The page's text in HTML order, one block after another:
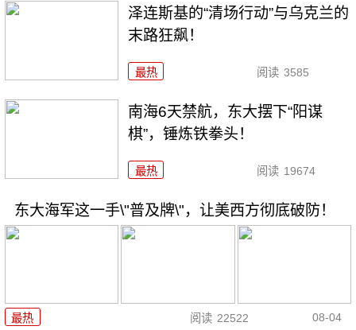
泽连斯基的“清场行动”与乌克兰的
末路狂飙！
最热 阅读 3585
南海6天禁航，东大摆下“阳谋
棋”，锤炼铁拳头！
最热 阅读 19674
东大海军这一手\"普及牌\"，让美西方彻底破防！
最热 阅读 22522 08-04